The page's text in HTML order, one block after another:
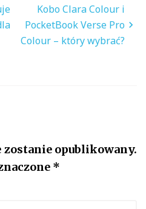
Kobo Clara Colour i
PocketBook Verse Pro
Colour – który wybrać?
opublikowany.
*